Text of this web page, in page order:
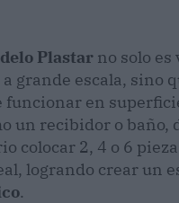
Plastar no solo es
grande escala, sino
funcionar en
un recibidor o baño,
colocar 2, 4 o 6
logrando crear un
.